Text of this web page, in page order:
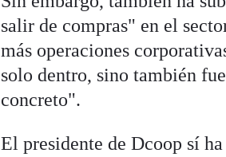
salir de compras" en el
más operaciones
solo dentro, sino también
concreto".
El presidente de Dcoop sí